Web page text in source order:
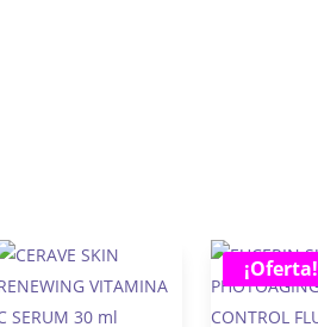
¡Oferta!